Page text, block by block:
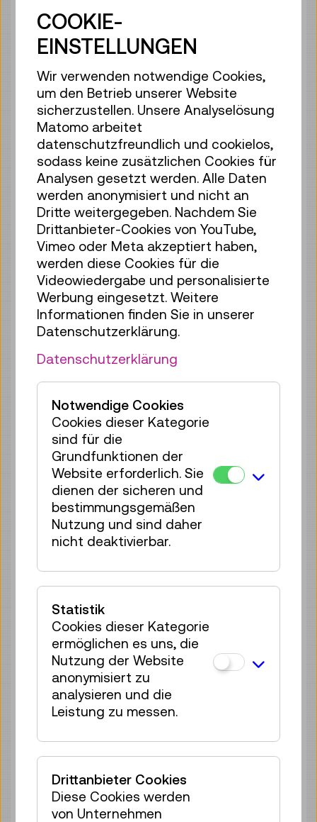
€ 2,50
Mo 10.08. 13:00 –13:40
35 Plätze frei
€ 2,50
Mo 10.08. 14:00–14:40
Reservierung Kinderbereich
35 Plätze frei
€ 2,50
Tickets
Mo 10.08. 15:00–15:40
Reservierung Kinderbereich
30 Plätze frei
€ 2,50
Tickets
Mo 10.08. 16:00–16:40
Reservierung Kinderbereich
€ 2,50
Mo 10.08. 17:00 –17:40
Reservierung Kinderbereich
35 Plätze frei
€ 2,50
Di 11.08. 11:00–11:40
Reservierung Kinderbereich
35 Plätze frei
€ 2,50
Di 11.08. 12:00–12:40
Reservierung Kinderbereich
35 Plätze frei
€ 2,50
Di 11.08. 13:00–13:40
Reservierung Kinderbereich
35 Plätze frei
€ 2,50
Reservierung Kinderbereich
35 Plätze frei
€ 2,50
COOKIE-
EINSTELLUNGEN
Wir verwenden notwendige Cookies,
um den Betrieb unserer Website
sicherzustellen. Unsere Analyselösung
Matomo arbeitet
datenschutzfreundlich und cookielos,
sodass keine zusätzlichen Cookies für
Analysen gesetzt werden. Alle Daten
werden anonymisiert und nicht an
Dritte weitergegeben. Nachdem Sie
Drittanbieter-Cookies von YouTube,
Vimeo oder Meta akzeptiert haben,
werden diese Cookies für die
Videowiedergabe und personalisierte
Werbung eingesetzt. Weitere
Informationen finden Sie in unserer
Datenschutzerklärung.
Datenschutzerklärung
Notwendige Cookies
Cookies dieser Kategorie
sind für die
Grundfunktionen der
Website erforderlich. Sie
dienen der sicheren und
bestimmungsgemäßen
Nutzung und sind daher
nicht deaktivierbar.
Statistik
Cookies dieser Kategorie
ermöglichen es uns, die
Nutzung der Website
anonymisiert zu
analysieren und die
Leistung zu messen.
Drittanbieter Cookies
Diese Cookies werden
von Unternehmen